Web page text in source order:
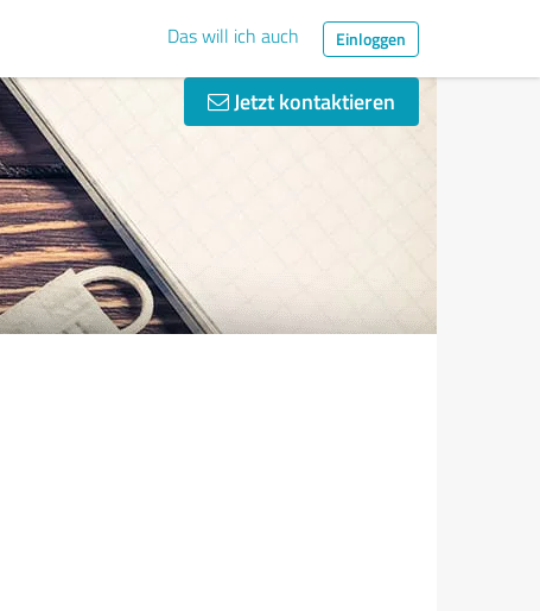
Das will ich auch Einloggen
Jetzt kontaktieren